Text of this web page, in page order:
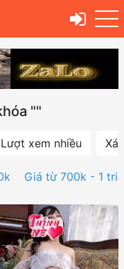
""
Lượt xem nhiều
Giá từ 700k - 1